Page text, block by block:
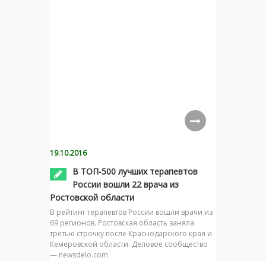
19.10.2016
В ТОП-500 лучших терапевтов
России вошли 22 врача из
Ростовской области
В рейтинг терапевтов России вошли врачи из
69 регионов. Ростовская область заняла
третью строчку после Краснодарского края и
Кемеровской области. Деловое сообщество
— newsdelo.com